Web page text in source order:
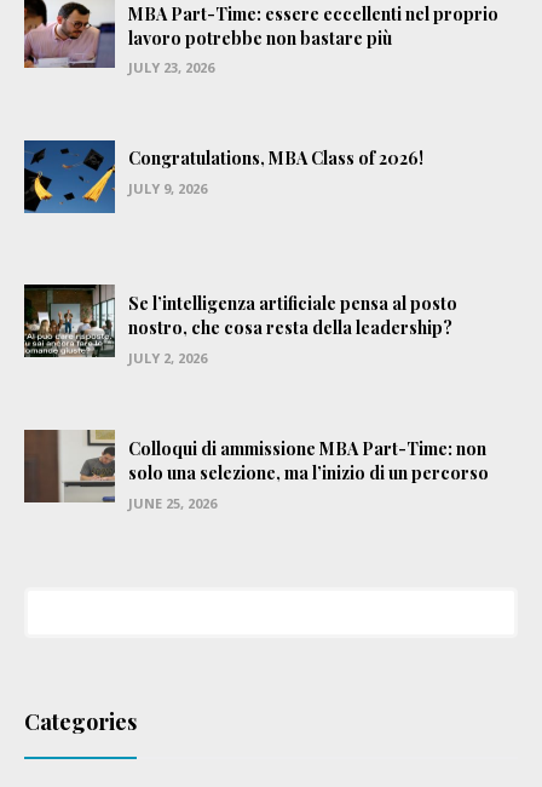
MBA Part-Time: essere eccellenti nel proprio
lavoro potrebbe non bastare più
JULY 23, 2026
Congratulations, MBA Class of 2026!
JULY 9, 2026
Se l’intelligenza artificiale pensa al posto
nostro, che cosa resta della leadership?
JULY 2, 2026
Colloqui di ammissione MBA Part-Time: non
solo una selezione, ma l’inizio di un percorso
JUNE 25, 2026
Categories